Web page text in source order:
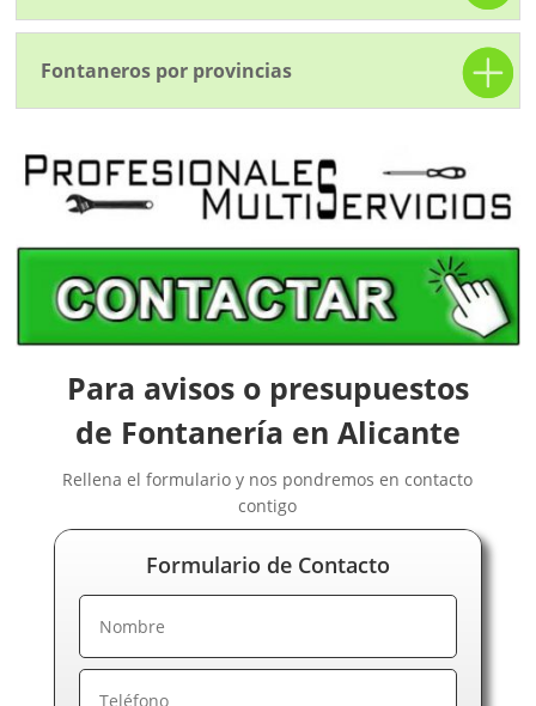
Fontaneros por provincias
Para avisos o presupuestos
de Fontanería en Alicante
Rellena el formulario y nos pondremos en contacto
contigo
Formulario de Contacto